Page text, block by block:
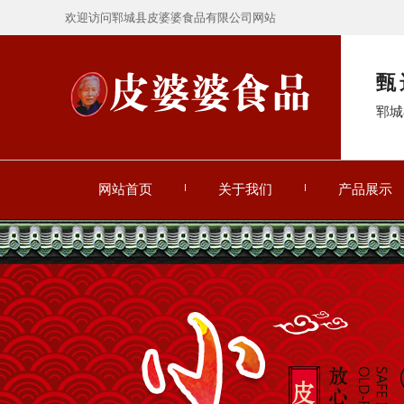
欢迎访问郓城县皮婆婆食品有限公司网站
甄
郓
网站首页 关于我们 产品展示